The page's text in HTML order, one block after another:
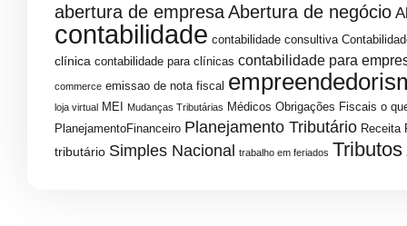
abertura de empresaAbertura de negócio
contabilidade contabilidade consultiva
clínica contabilidade para clínicas contabilidade para
commerce emissao de nota fiscal
loja virtual MEI Mudanças Tributárias Médicos Obrigações Fiscais o
PlanejamentoFinanceiro Planejamento Tributário Receita
tributário Simples Nacional trabalho em feriados Tributos